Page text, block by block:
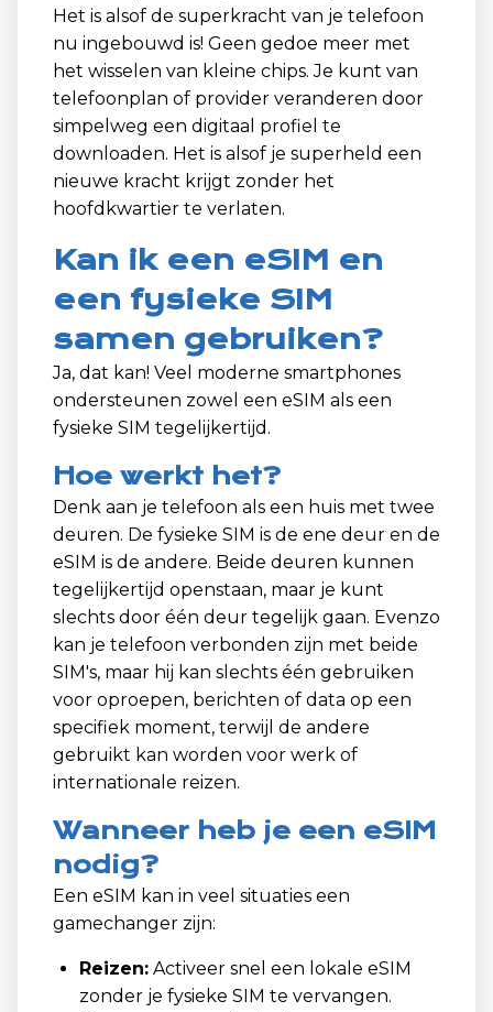
Het is alsof de superkracht van je telefoon
nu ingebouwd is! Geen gedoe meer met
het wisselen van kleine chips. Je kunt van
telefoonplan of provider veranderen door
simpelweg een digitaal profiel te
downloaden. Het is alsof je superheld een
nieuwe kracht krijgt zonder het
hoofdkwartier te verlaten.
Kan ik een eSIM en
een fysieke SIM
samen gebruiken?
Ja, dat kan! Veel moderne smartphones
ondersteunen zowel een eSIM als een
fysieke SIM tegelijkertijd.
Hoe werkt het?
Denk aan je telefoon als een huis met twee
deuren. De fysieke SIM is de ene deur en de
eSIM is de andere. Beide deuren kunnen
tegelijkertijd openstaan, maar je kunt
slechts door één deur tegelijk gaan. Evenzo
kan je telefoon verbonden zijn met beide
SIM's, maar hij kan slechts één gebruiken
voor oproepen, berichten of data op een
specifiek moment, terwijl de andere
gebruikt kan worden voor werk of
internationale reizen.
Wanneer heb je een eSIM
nodig?
Een eSIM kan in veel situaties een
gamechanger zijn:
Reizen: Activeer snel een lokale eSIM
zonder je fysieke SIM te vervangen.